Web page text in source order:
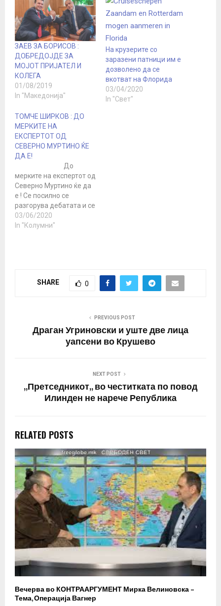
ЗАЕВ ЗА БОРИСОВ :
ДОБРЕДОЈДЕ ЗА
МОЈОТ ПРИЈАТЕЛ И
КОЛЕГА
01/08/2019
In "Македонија"
На крузерите со
заразени патници им е
дозволено да се
вкотват на Флорида
03/04/2020
In "Свет"
ТОМЧЕ ШИРКОВ : ДО
МЕРКИТЕ НА
ЕКСПЕРТОТ ОД
СЕВЕРНО МУРТИНО ЌЕ
ДА Е!
До
мерките на експертот од
Северно Муртино ќе да
е ! Се посилно се
разгорува дебатата и се
наметнуваат дилеми
зошто Македонија сама,
03/06/2020
In "Колумни"
SHARE 0
PREVIOUS POST
Драган Угриновски и уште две лица
уапсени во Крушево
NEXT POST
,,Претседникот,, во честитката по повод
Илинден не нарече Република
RELATED POSTS
Вечерва во КОНТРААРГУМЕНТ Мирка Велиновска –
Тема, Операција Вагнер